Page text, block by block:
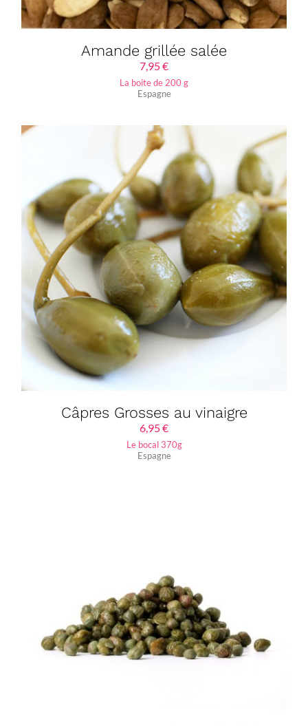
Amande grillée salée
7,95€
La boite de 200 g
Espagne
Câpres Grosses au vinaigre
6,95€
Le bocal 370g
Espagne